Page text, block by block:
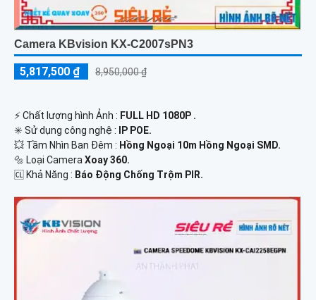
Camera KBvision KX-C2007sPN3
5,817,500 ₫ 8,950,000 ₫
️⚡ Chất lượng hình Ảnh : FULL HD 1080P .
✳️ Sử dụng công nghệ : IP POE.
💥 Tầm Nhìn Ban Đêm : Hồng Ngoại 10m Hồng Ngoại SMD.
🔩 Loại Camera Xoay 360.
️🆑 Khả Năng : Báo Động Chống Trộm PIR.